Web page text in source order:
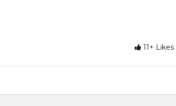
11+ Likes